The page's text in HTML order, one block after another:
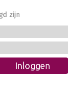
zijn